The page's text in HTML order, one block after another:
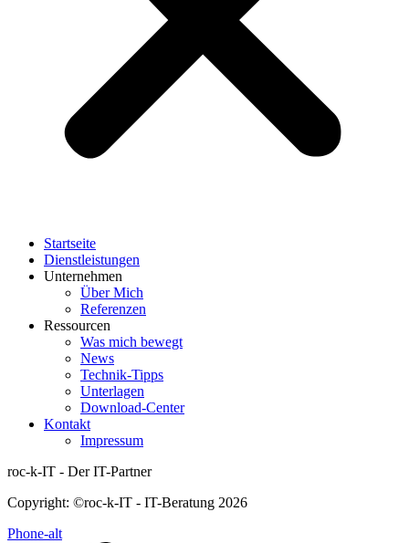
Startseite
Dienstleistungen
Unternehmen
Über Mich
Referenzen
Ressourcen
Was mich bewegt
News
Technik-Tipps
Unterlagen
Download-Center
Kontakt
Impressum
roc-k-IT - Der IT-Partner
Copyright: ©roc-k-IT - IT-Beratung 2026
Phone-alt